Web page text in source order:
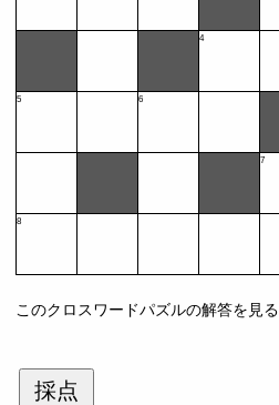
4
5 6
7
8
このクロスワードパズルの解答を見る
採点